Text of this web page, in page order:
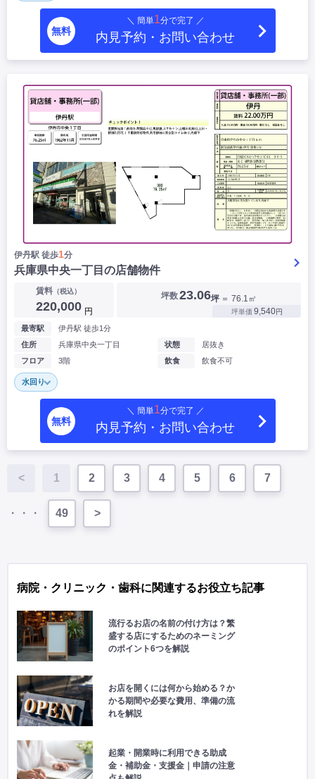
無料
＼ 簡単1分で完了 ／
内見予約・お問い合わせ
伊丹駅 徒歩1分
兵庫県中央一丁目の店舗物件
賃料（税込）
220,000 円
坪数23.06坪 ＝ 76.1㎡
坪単価 9,540円
最寄駅
伊丹駅 徒歩1分
住所
兵庫県中央一丁目
フロア
3階
状態
居抜き
飲食
飲食不可
水回り
無料
＼ 簡単1分で完了 ／
内見予約・お問い合わせ
< 1 2 3 4 5 6 7
・・・ 49 >
病院・クリニック・歯科に関連するお役立ち記事
流行るお店の名前の付け方は？繁
盛する店にするためのネーミング
のポイント6つを解説
お店を開くには何から始める？か
かる期間や必要な費用、準備の流
れを解説
起業・開業時に利用できる助成
金・補助金・支援金｜申請の注意